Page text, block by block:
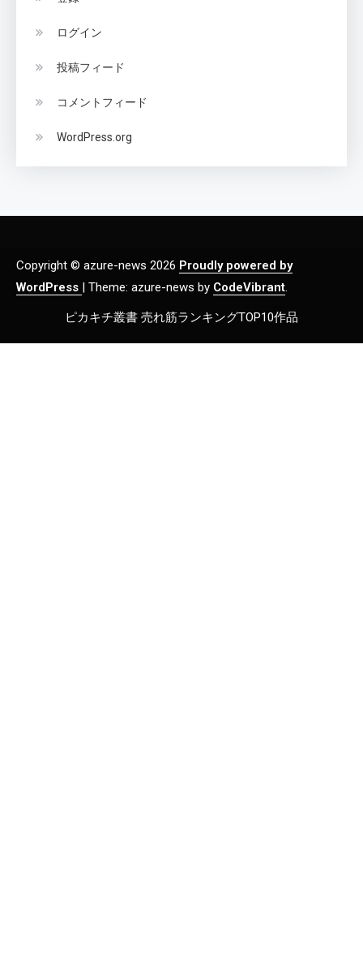
ログイン
投稿フィード
コメントフィード
WordPress.org
Copyright © azure-news 2026 Proudly powered by
WordPress
Theme: azure-news by CodeVibrant.
ピカキチ叢書 売れ筋ランキングTOP10作品